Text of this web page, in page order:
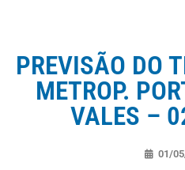
PREVISÃO DO
METROP.
VALES –
01/